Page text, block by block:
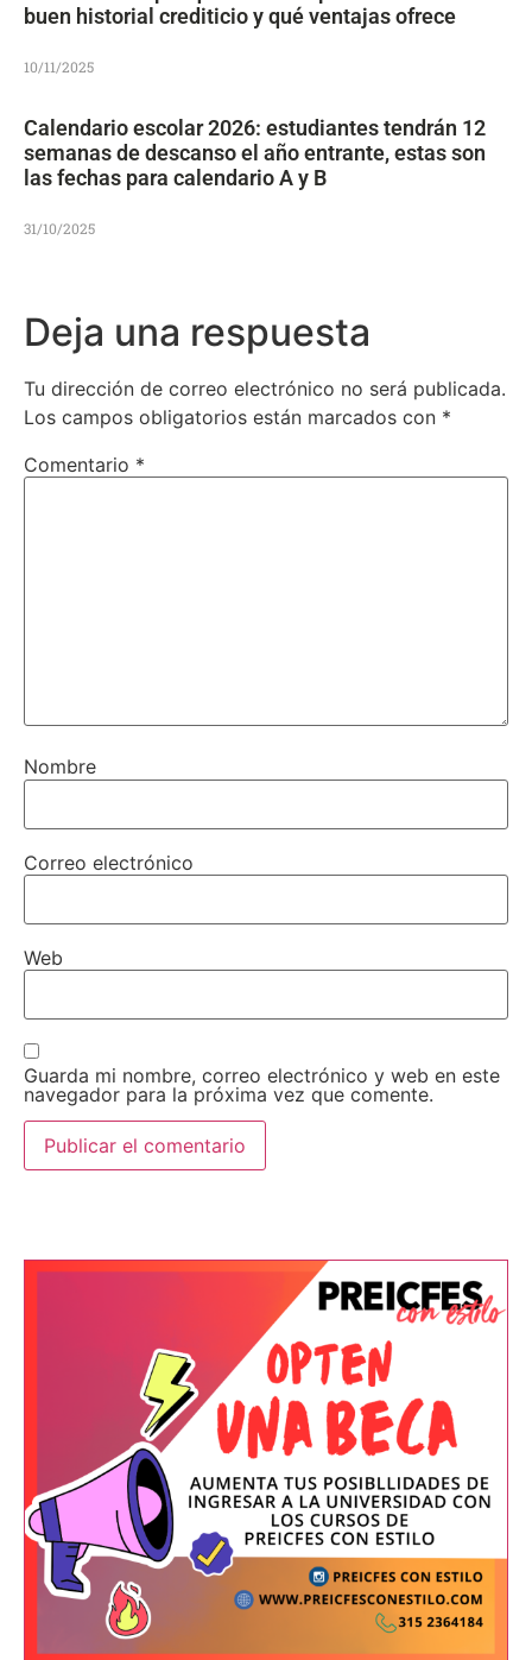
buen historial crediticio y qué ventajas ofrece
10/11/2025
Calendario escolar 2026: estudiantes tendrán 12
semanas de descanso el año entrante, estas son
las fechas para calendario A y B
31/10/2025
Deja una respuesta
Tu dirección de correo electrónico no será publicada.
Los campos obligatorios están marcados con *
Comentario *
Nombre
Correo electrónico
Web
Guarda mi nombre, correo electrónico y web en este
navegador para la próxima vez que comente.